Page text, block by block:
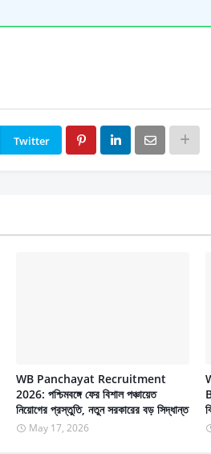
Twitter
WB Panchayat Recruitment
2026: পশ্চিমবঙ্গে ফের বিশাল পঞ্চায়েত
নিয়োগের প্রস্তুতি, নতুন সরকারের বড় সিদ্ধান্ত
May 17, 2026